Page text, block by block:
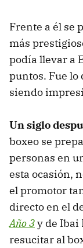
Frente a él se
más
podía llevar a
puntos. Fue lo
siendo
Un siglo
boxeo se
personas en
esta ocasión,
el promotor
directo en el
Año 3y de Ibai
resucitar al